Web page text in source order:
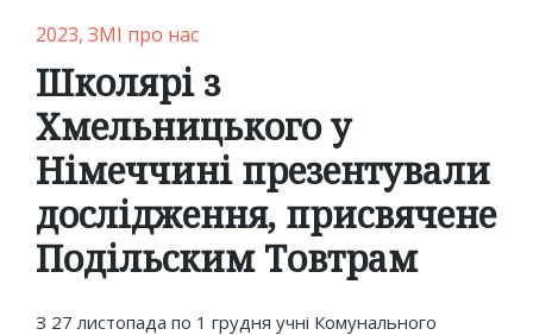
Posted
in
2023 ЗМІ про нас
Школярі з
Хмельницького у
Німеччині презентували
дослідження, присвячене
Подільским Товтрам
З 27 листопада по 1 грудня учні Комунального